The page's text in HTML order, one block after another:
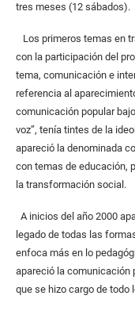
tres meses (12 sábados).
Los primeros temas en
con la participación del
tema, comunicación e
referencia al
comunicación popular
voz”, tenía tintes de la
apareció la denominada
con temas de educación,
la transformación social.
A inicios del año 2000
legado de todas las
enfoca más en lo
apareció la comunicación
que se hizo cargo de todo